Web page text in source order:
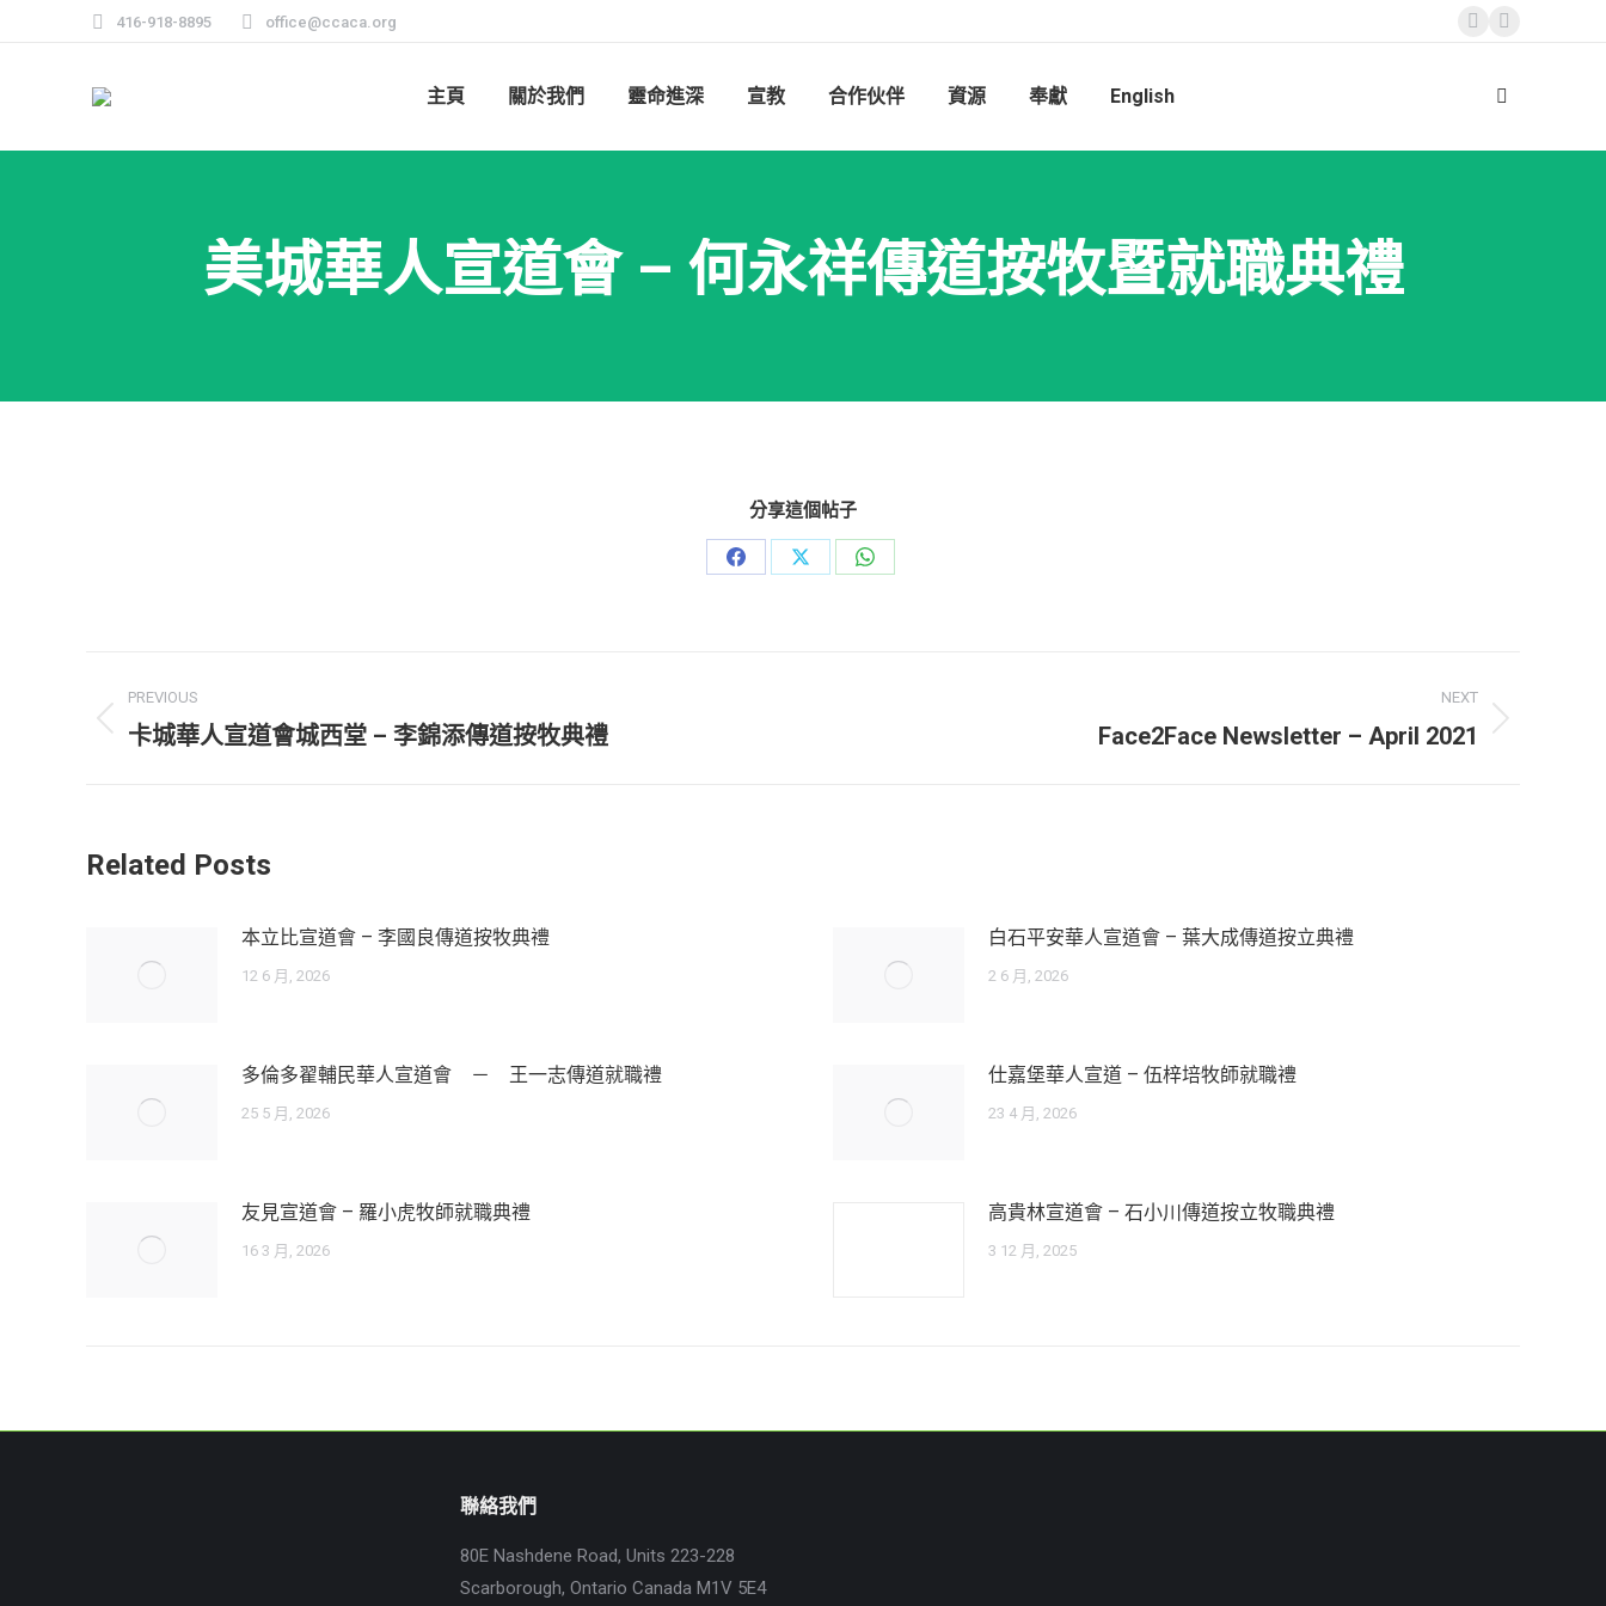
416-918-8895 office@ccaca.org
Facebook
opens
Instagram
opens
主頁 關於我們 靈命進深 宣教 合作伙伴 資源 奉獻 English Search:
美城華人宣道會 – 何永祥傳道按牧暨就職典禮
分享這個帖子
Share
Share
Share
navigation
PREVIOUS
Previous
卡城華人宣道會城西堂 – 李錦添傳道按牧典禮
NEXT
Face2Face Newsletter – April 2021
Related Posts
本立比宣道會 – 李國良傳道按牧典禮
12 6 月, 2026
白石平安華人宣道會 – 葉大成傳道按立典禮
2 6 月, 2026
多倫多翟輔民華人宣道會 － 王一志傳道就職禮
25 5 月, 2026
仕嘉堡華人宣道 – 伍梓培牧師就職禮
23 4 月, 2026
友見宣道會 – 羅小虎牧師就職典禮
16 3 月, 2026
高貴林宣道會 – 石小川傳道按立牧職典禮
3 12 月, 2025
聯絡我們
80E Nashdene Road, Units 223-228
Scarborough, Ontario Canada M1V 5E4